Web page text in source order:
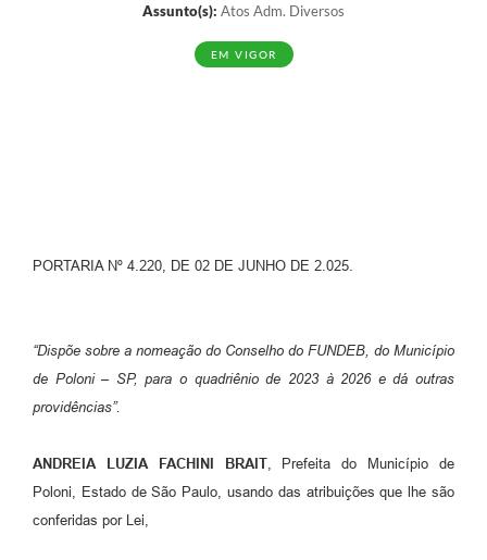
Secretarias
Contas Públicas
Legislação
Links
Serviços Online
Assunto(s): Atos Adm. Diversos
EM VIGOR
PORTARIA Nº 4.220, DE 02 DE JUNHO DE 2.025.
“Dispõe sobre a nomeação do Conselho do FUNDEB, do Município
de Poloni – SP, para o quadriênio de 2023 à 2026 e dá outras
providências”.
ANDREIA LUZIA FACHINI BRAIT, Prefeita do Município de
Poloni, Estado de São Paulo, usando das atribuições que lhe são
conferidas por Lei,